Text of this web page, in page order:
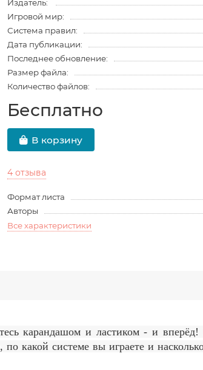
Издатель:
Игровой мир:
Система правил:
Дата публикации:
Последнее обновление:
Размер файла:
Количество файлов:
Бесплатно
В корзину
4 отзыва
Формат листа
Авторы
Все характеристики
карандашом и ластиком - и вперёд!
какой системе вы играете и